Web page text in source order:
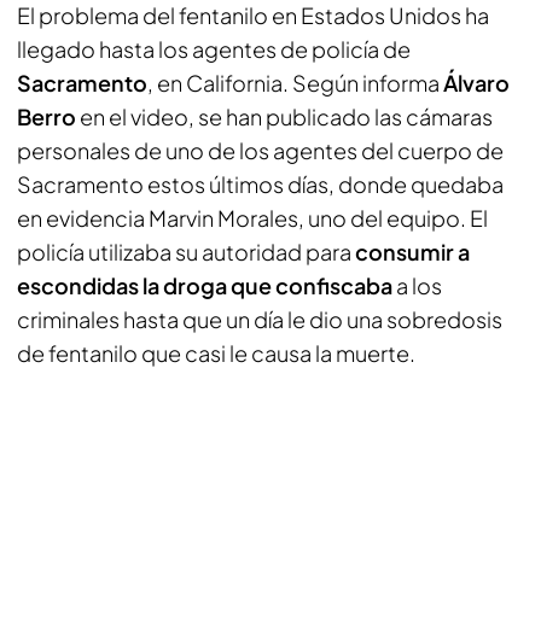
El problema del fentanilo en Estados Unidos ha
llegado hasta los agentes de policía de
Sacramento, en California. Según informaÁlvaro
Berro en el video, se han publicado las cámaras
personales de uno de los agentes del cuerpo de
Sacramento estos últimos días, donde quedaba
en evidencia Marvin Morales, uno del equipo. El
policía utilizaba su autoridad paraconsumir a
escondidas la droga que confiscabaa los
criminales hasta que un día le dio una sobredosis
de fentanilo que casi le causa la muerte.